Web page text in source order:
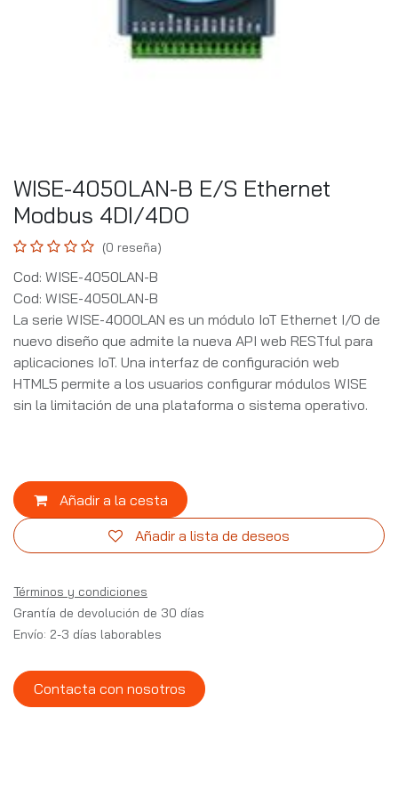
WISE-4050LAN-B E/S Ethernet
Modbus 4DI/4DO
(0 reseña)
Cod: WISE-4050LAN-B
Cod: WISE-4050LAN-B
La serie WISE-4000LAN es un módulo IoT Ethernet I/O de
nuevo diseño que admite la nueva API web RESTful para
aplicaciones IoT. Una interfaz de configuración web
HTML5 permite a los usuarios configurar módulos WISE
sin la limitación de una plataforma o sistema operativo.
Añadir a la cesta
Añadir a lista de deseos
Términos y condiciones
Grantía de devolución de 30 días
Envío: 2-3 días laborables
Contacta con nosotros